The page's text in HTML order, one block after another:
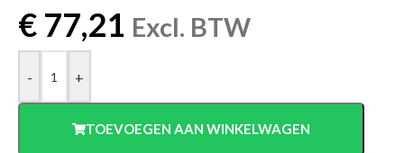
€ 77,21 Excl. BTW
- +
TOEVOEGEN AAN WINKELWAGEN